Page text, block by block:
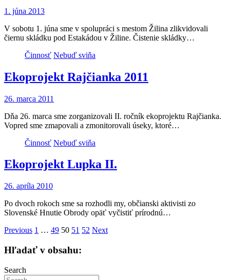
1. júna 2013
V sobotu 1. júna sme v spolupráci s mestom Žilina zlikvidovali
čiernu skládku pod Estakádou v Žiline. Čistenie skládky…
Činnosť Nebuď sviňa
Ekoprojekt Rajčianka 2011
26. marca 2011
Dňa 26. marca sme zorganizovali II. ročník ekoprojektu Rajčianka.
Vopred sme zmapovali a zmonitorovali úseky, ktoré…
Činnosť Nebuď sviňa
Ekoprojekt Lupka II.
26. apríla 2010
Po dvoch rokoch sme sa rozhodli my, občianski aktivisti zo
Slovenské Hnutie Obrody opäť vyčistiť prírodnú…
Stránkovanie
príspevkov
Previous 1 … 49 50 51 52 Next
Hľadať v obsahu:
Search